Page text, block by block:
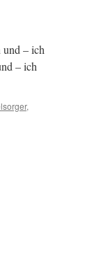
– ich
– ich
,